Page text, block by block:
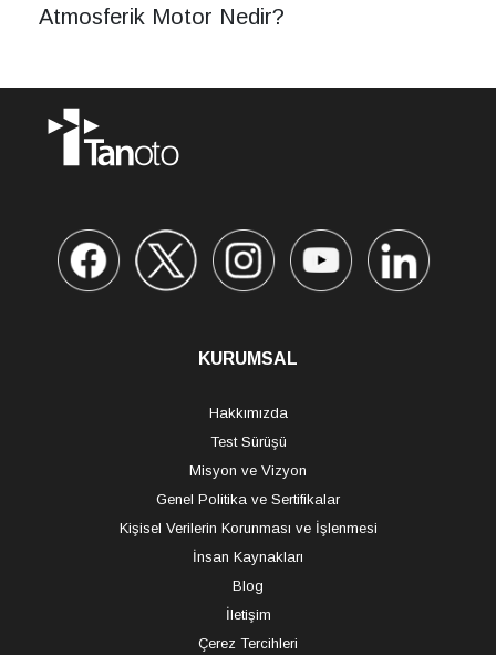
Atmosferik Motor Nedir?
KURUMSAL
Hakkımızda
Test Sürüşü
Misyon ve Vizyon
Genel Politika ve Sertifikalar
Kişisel Verilerin Korunması ve İşlenmesi
İnsan Kaynakları
Blog
İletişim
Çerez Tercihleri